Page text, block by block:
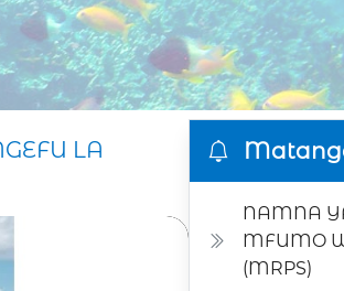
LA
NAMNA
MFUMO
(MRPS)